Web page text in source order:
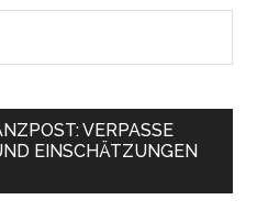
VERPASSE
EINSCHÄTZUNGEN